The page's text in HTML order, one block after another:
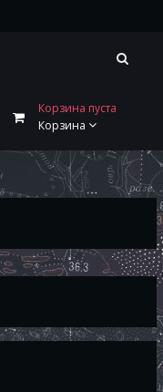
Корзина пуста
Корзина